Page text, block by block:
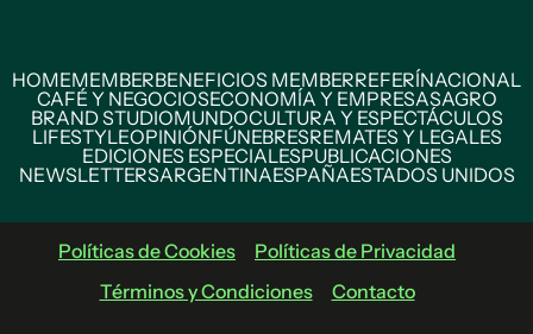
HOMEMEMBERBENEFICIOS MEMBERREFERÍNACIONAL
CAFÉ Y NEGOCIOSECONOMÍA Y EMPRESASAGRO
BRAND STUDIOMUNDOCULTURA Y ESPECTÁCULOS
LIFESTYLEOPINIÓNFÚNEBRESREMATES Y LEGALES
EDICIONES ESPECIALESPUBLICACIONES
NEWSLETTERSARGENTINAESPAÑAESTADOS UNIDOS
Políticas de Cookies
Políticas de Privacidad
Términos y Condiciones
Contacto